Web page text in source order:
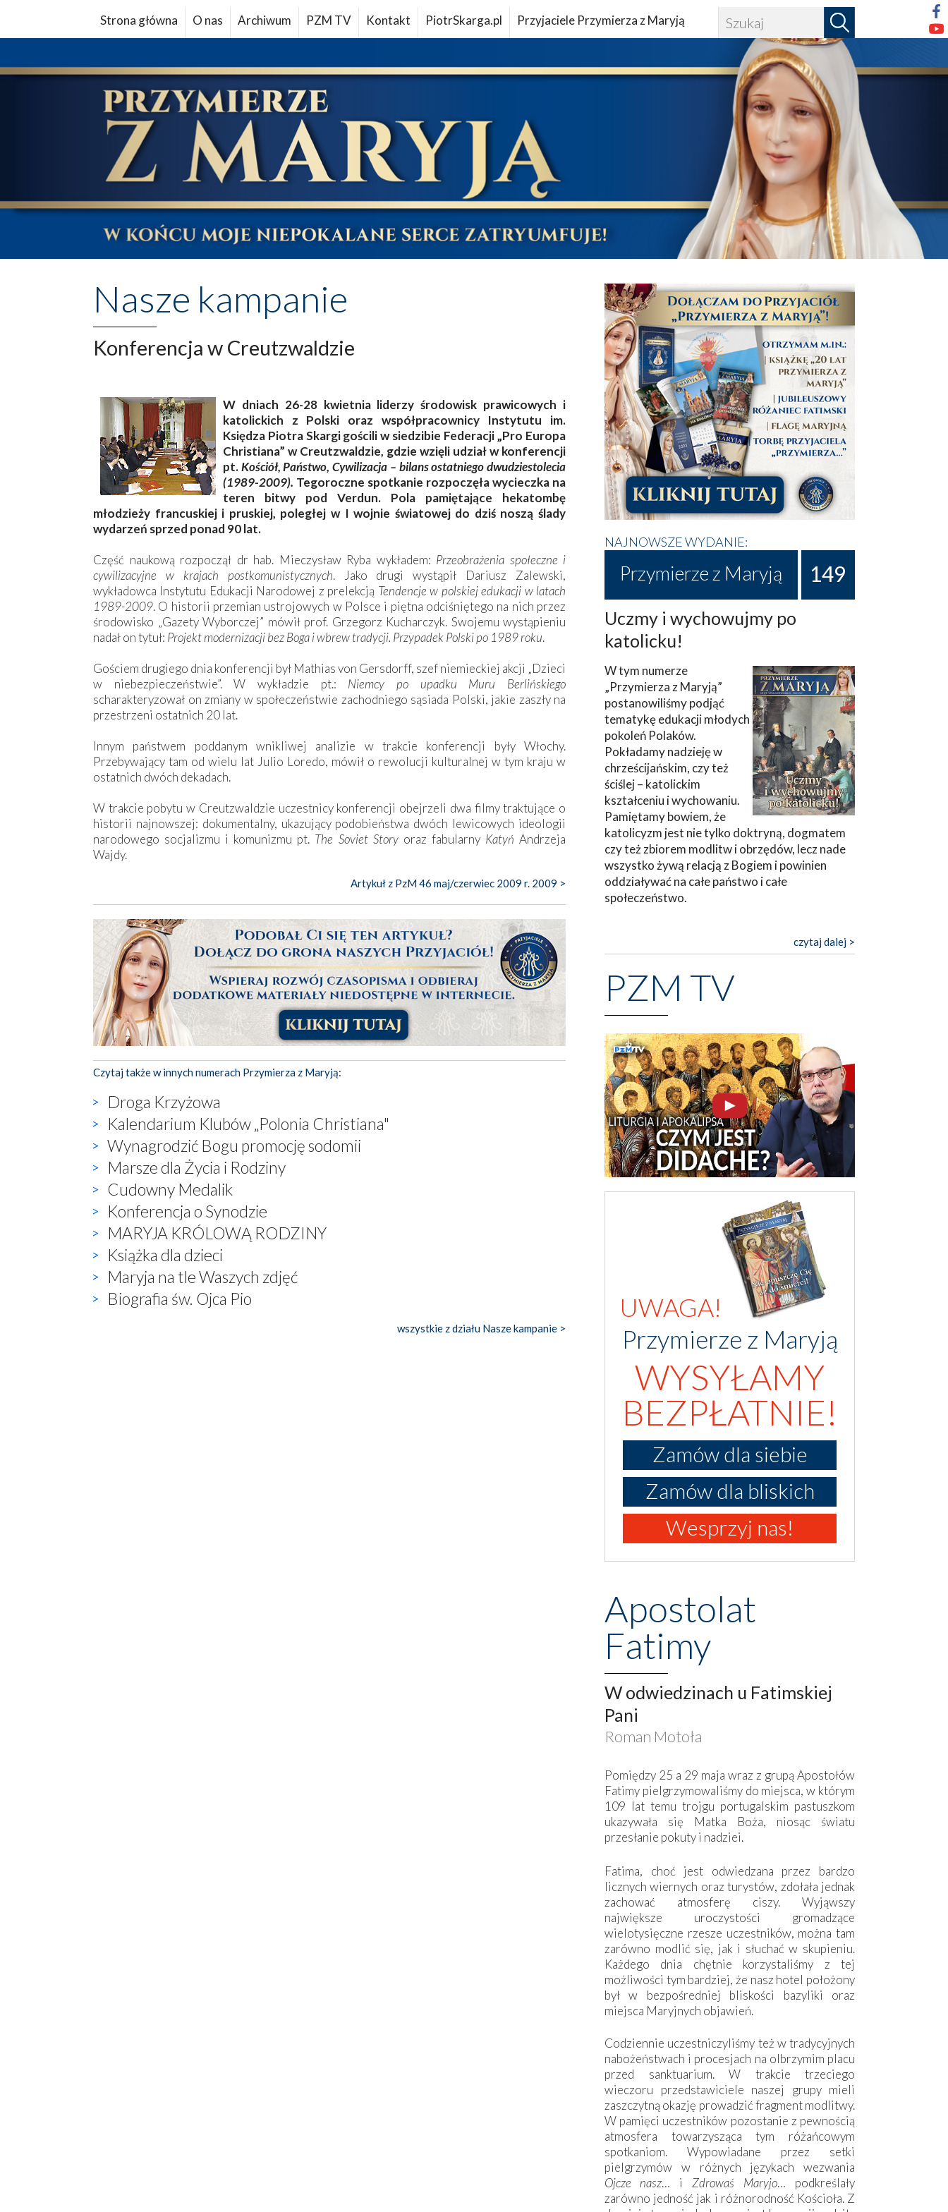
Strona główna O nas Archiwum PZM TV Kontakt PiotrSkarga.pl Przyjaciele Przymierza z Maryją
Nasze kampanie
Konferencja w Creutzwaldzie
W dniach 26-28 kwietnia liderzy środowisk prawicowych i
katolickich z Polski oraz współpracownicy Instytutu im.
Księdza Piotra Skargi gościli w siedzibie Federacji „Pro Europa
Christiana” w Creutzwaldzie, gdzie wzięli udział w konferencji
pt.Kościół, Państwo, Cywilizacja – bilans ostatniego dwudziestolecia
(1989-2009). Tegoroczne spotkanie rozpoczęła wycieczka na
teren bitwy pod Verdun. Pola pamiętające hekatombę
młodzieży francuskiej i pruskiej, poległej w I wojnie światowej do dziś noszą ślady
wydarzeń sprzed ponad 90 lat.
Część naukową rozpoczął dr hab. Mieczysław Ryba wykładem: Przeobrażenia społeczne i
cywilizacyjne w krajach postkomunistycznych. Jako drugi wystąpił Dariusz Zalewski,
wykładowca Instytutu Edukacji Narodowej z prelekcją Tendencje w polskiej edukacji w latach
1989-2009. O historii przemian ustrojowych w Polsce i piętna odciśniętego na nich przez
środowisko „Gazety Wyborczej” mówił prof. Grzegorz Kucharczyk. Swojemu wystąpieniu
nadał on tytuł: Projekt modernizacji bez Boga i wbrew tradycji. Przypadek Polski po 1989 roku.
Gościem drugiego dnia konferencji był Mathias von Gersdorff, szef niemieckiej akcji „Dzieci
w niebezpieczeństwie”. W wykładzie pt.: Niemcy po upadku Muru Berlińskiego
scharakteryzował on zmiany w społeczeństwie zachodniego sąsiada Polski, jakie zaszły na
przestrzeni ostatnich 20 lat.
Innym państwem poddanym wnikliwej analizie w trakcie konferencji były Włochy.
Przebywający tam od wielu lat Julio Loredo, mówił o rewolucji kulturalnej w tym kraju w
ostatnich dwóch dekadach.
W trakcie pobytu w Creutzwaldzie uczestnicy konferencji obejrzeli dwa filmy traktujące o
historii najnowszej: dokumentalny, ukazujący podobieństwa dwóch lewicowych ideologii
narodowego socjalizmu i komunizmu pt. The Soviet Storyoraz fabularny KatyńAndrzeja
Wajdy.
Artykuł z PzM 46 maj/czerwiec 2009 r. 2009 >
Czytaj także w innych numerach Przymierza z Maryją:
Droga Krzyżowa
Kalendarium Klubów „Polonia Christiana"
Wynagrodzić Bogu promocję sodomii
Marsze dla Życia i Rodziny
Cudowny Medalik
Konferencja o Synodzie
MARYJA KRÓLOWĄ RODZINY
Książka dla dzieci
Maryja na tle Waszych zdjęć
Biografia św. Ojca Pio
wszystkie z działu Nasze kampanie >
NAJNOWSZE WYDANIE:
Przymierze z Maryją 149
Uczmy i wychowujmy po
katolicku!
W tym numerze
„Przymierza z Maryją”
postanowiliśmy podjąć
tematykę edukacji młodych
pokoleń Polaków.
Pokładamy nadzieję w
chrześcijańskim, czy też
ściślej – katolickim
kształceniu i wychowaniu.
Pamiętamy bowiem, że
katolicyzm jest nie tylko doktryną, dogmatem
czy też zbiorem modlitw i obrzędów, lecz nade
wszystko żywą relacją z Bogiem i powinien
oddziaływać na całe państwo i całe
społeczeństwo.
czytaj dalej >
PZM TV
UWAGA!
Przymierze z Maryją
WYSYŁAMY
BEZPŁATNIE!
Zamów dla siebie
Zamów dla bliskich
Wesprzyj nas!
Apostolat
Fatimy
W odwiedzinach u Fatimskiej
Pani
Roman Motoła
Pomiędzy 25 a 29 maja wraz z grupą Apostołów
Fatimy pielgrzymowaliśmy do miejsca, w którym
109 lat temu trojgu portugalskim pastuszkom
ukazywała się Matka Boża, niosąc światu
przesłanie pokuty i nadziei.
Fatima, choć jest odwiedzana przez bardzo
licznych wiernych oraz turystów, zdołała jednak
zachować atmosferę ciszy. Wyjąwszy
największe uroczystości gromadzące
wielotysięczne rzesze uczestników, można tam
zarówno modlić się, jak i słuchać w skupieniu.
Każdego dnia chętnie korzystaliśmy z tej
możliwości tym bardziej, że nasz hotel położony
był w bezpośredniej bliskości bazyliki oraz
miejsca Maryjnych objawień.
Codziennie uczestniczyliśmy też w tradycyjnych
nabożeństwach i procesjach na olbrzymim placu
przed sanktuarium. W trakcie trzeciego
wieczoru przedstawiciele naszej grupy mieli
zaszczytną okazję prowadzić fragment modlitwy.
W pamięci uczestników pozostanie z pewnością
atmosfera towarzysząca tym różańcowym
spotkaniom. Wypowiadane przez setki
pielgrzymów w różnych językach wezwania
Ojcze nasz… i Zdrowaś Maryjo… podkreślały
zarówno jedność jak i różnorodność Kościoła. Z